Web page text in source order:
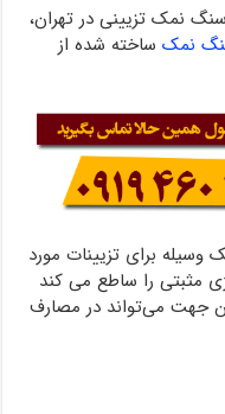
نمک تزیینی در تهران،
نمک ساخته شده از
برای تزیینات مورد
مثبتی را ساطع می کند
جهت می‌تواند در مصارف